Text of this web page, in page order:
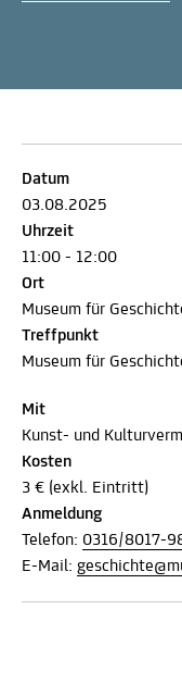
Datum
03.08.2025
Uhrzeit
11:00 - 12:00
Ort
Museum für
Treffpunkt
Museum für
Mit
Kunst- und
Kosten
3 € (exkl. Eintritt)
Anmeldung
Telefon: 0316/8017-
E-Mail: